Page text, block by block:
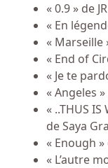
« 0.9 » de
« En
« Marseille
« End of
« Je te
« Angeles
« ..THUS IS
de Saya
« Enough
« L’autre